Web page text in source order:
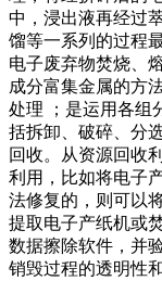
中，浸出液再经过
馏等一系列的过程
电子废弃物焚烧、
成分富集金属的方
处理 ；是运用各组
括拆卸、破碎、分
回收。从资源回收
利用，比如将电子
法修复的，则可以
提取电子产纸机或
数据擦除软件，并
销毁过程的透明性